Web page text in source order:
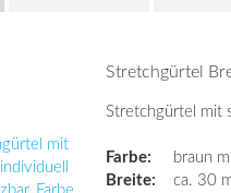
Stretchgürtel
Stretchgürtel mit
Farbe:
braun
Breite: ca. 30